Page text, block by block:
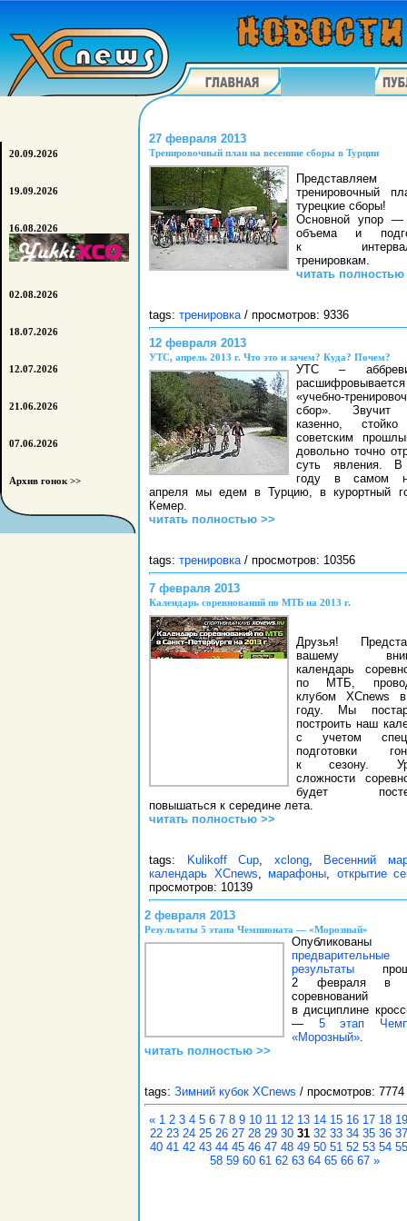
27 февраля 2013
Тренировочный план на весенние сборы в Турции
Представляем
тренировочный
турецкие сборы!
Основной упор —
объема и
к
тренировкам.
читать полностью
tags: тренировка / просмотров: 9336
12 февраля 2013
УТС, апрель 2013 г. Что это и зачем? Куда? Почем?
УТС –
«учебно-
сбор». Звучит
казенно,
советским
довольно точно
суть явления.
году в самом
апреля мы едем в Турцию, в курортный
Кемер.
читать полностью >>
tags: тренировка / просмотров: 10356
7 февраля 2013
Календарь соревнований по МТБ на 2013 г.
Друзья!
вашему
календарь
по МТБ,
клубом XCnews
году. Мы
построить наш
с учетом
подготовки
к сезону.
сложности
будет
повышаться к середине лета.
читать полностью >>
tags: Kulikoff Cup xclong, Весенний
календарь XCnews
марафоны
открытие
просмотров: 10139
2 февраля 2013
Результаты 5 этапа Чемпионата — «Морозный»
Опубликованы
предварительные
результаты
2 февраля в
соревнований
в дисциплине
— 5 этап
«Морозный»
читать полностью >>
tags: Зимний кубок XCnews / просмотров: 7774
« 1 2 3 4 5 6 7 8 9 10 11 12 13 14 15 16 17 18
22 23 24 25 26 27 28 29 30 31 32 33 34 35 36 37
40 41 42 43 44 45 46 47 48 49 50 51 52 53 54 55
58 59 60 61 62 63 64 65 66 67 »
20.09.2026
19.09.2026
16.08.2026
02.08.2026
18.07.2026
12.07.2026
21.06.2026
07.06.2026
Архив гонок >>